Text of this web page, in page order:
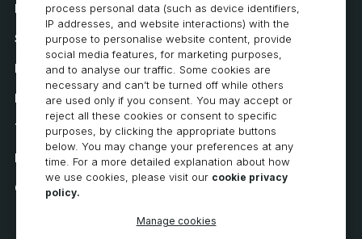
Karriär
Systemkrav
Integritet
Integritetspolicy
Tillgänglighetsutlåtande
Policy för cookies
Cookie Preferences
process personal data (such as device identifiers,
IP addresses, and website interactions) with the
purpose to personalise website content, provide
social media features, for marketing purposes,
and to analyse our traffic. Some cookies are
necessary and can’t be turned off while others
are used only if you consent. You may accept or
reject all these cookies or consent to specific
purposes, by clicking the appropriate buttons
below. You may change your preferences at any
time. For a more detailed explanation about how
we use cookies, please visit our cookie privacy
policy.
Manage cookies